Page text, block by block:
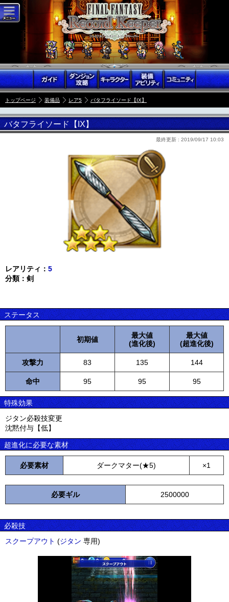
トップページ 装備品 レア5 バタフライソード【IX】
バタフライソード【IX】
最終更新 : 2019/09/17 10:03
レアリティ： 5
分類：剣
ステータス
初期値
最大値
(進化後)
最大値
(超進化後)
攻撃力 83 135 144
命中 95 95 95
特殊効果
ジタン必殺技変更
沈黙付与【低】
超進化に必要な素材
必要素材 ダークマター(★5) ×1
必要ギル 2500000
必殺技
スクープアウト (ジタン 専用)